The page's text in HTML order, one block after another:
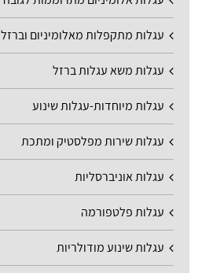
עגלות מתקפלות מאלומיניום וברזל
עגלות משא עגלות ברזל
עגלות מיוחדות-עגלות שינוע
עגלות שירות מפלסטיק ומתכת
עגלות אוניברסליות
עגלות פלטפורמה
עגלות שינוע מודולריות